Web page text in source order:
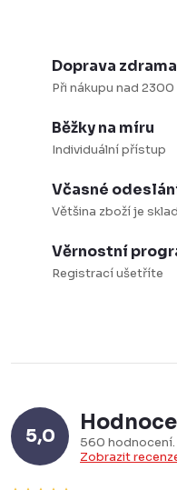
Doprava zdrama
Při nákupu nad 2300
Běžky na míru
Individuální přístup
Včasné
Většina zboží je
Věrnostní
Registrací ušetříte
5,0
560 hodnocení
Zobrazit